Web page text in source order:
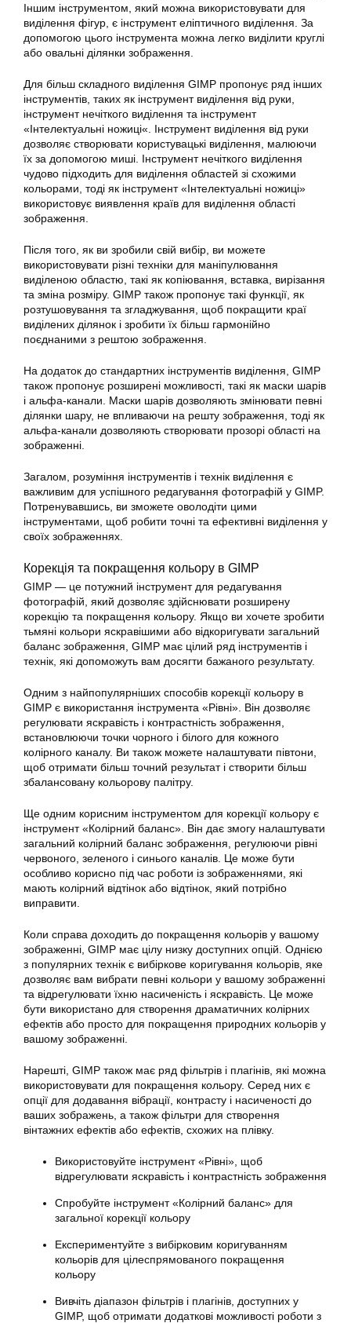
Іншим інструментом, який можна використовувати для
виділення фігур, є інструмент еліптичного виділення. За
допомогою цього інструмента можна легко виділити круглі
або овальні ділянки зображення.
Для більш складного виділення GIMP пропонує ряд інших
інструментів, таких як інструмент виділення від руки,
інструмент нечіткого виділення та інструмент
«Інтелектуальні ножиці«. Інструмент виділення від руки
дозволяє створювати користувацькі виділення, малюючи
їх за допомогою миші. Інструмент нечіткого виділення
чудово підходить для виділення областей зі схожими
кольорами, тоді як інструмент «Інтелектуальні ножиці»
використовує виявлення країв для виділення області
зображення.
Після того, як ви зробили свій вибір, ви можете
використовувати різні техніки для маніпулювання
виділеною областю, такі як копіювання, вставка, вирізання
та зміна розміру. GIMP також пропонує такі функції, як
розтушовування та згладжування, щоб покращити краї
виділених ділянок і зробити їх більш гармонійно
поєднаними з рештою зображення.
На додаток до стандартних інструментів виділення, GIMP
також пропонує розширені можливості, такі як маски шарів
і альфа-канали. Маски шарів дозволяють змінювати певні
ділянки шару, не впливаючи на решту зображення, тоді як
альфа-канали дозволяють створювати прозорі області на
зображенні.
Загалом, розуміння інструментів і технік виділення є
важливим для успішного редагування фотографій у GIMP.
Потренувавшись, ви зможете оволодіти цими
інструментами, щоб робити точні та ефективні виділення у
своїх зображеннях.
Корекція та покращення кольору в GIMP
GIMP — це потужний інструмент для редагування
фотографій, який дозволяє здійснювати розширену
корекцію та покращення кольору. Якщо ви хочете зробити
тьмяні кольори яскравішими або відкоригувати загальний
баланс зображення, GIMP має цілий ряд інструментів і
технік, які допоможуть вам досягти бажаного результату.
Одним з найпопулярніших способів корекції кольору в
GIMP є використання інструмента «Рівні». Він дозволяє
регулювати яскравість і контрастність зображення,
встановлюючи точки чорного і білого для кожного
колірного каналу. Ви також можете налаштувати півтони,
щоб отримати більш точний результат і створити більш
збалансовану кольорову палітру.
Ще одним корисним інструментом для корекції кольору є
інструмент «Колірний баланс». Він дає змогу налаштувати
загальний колірний баланс зображення, регулюючи рівні
червоного, зеленого і синього каналів. Це може бути
особливо корисно під час роботи із зображеннями, які
мають колірний відтінок або відтінок, який потрібно
виправити.
Коли справа доходить до покращення кольорів у вашому
зображенні, GIMP має цілу низку доступних опцій. Однією
з популярних технік є вибіркове коригування кольорів, яке
дозволяє вам вибрати певні кольори у вашому зображенні
та відрегулювати їхню насиченість і яскравість. Це може
бути використано для створення драматичних колірних
ефектів або просто для покращення природних кольорів у
вашому зображенні.
Нарешті, GIMP також має ряд фільтрів і плагінів, які можна
використовувати для покращення кольору. Серед них є
опції для додавання вібрації, контрасту і насиченості до
ваших зображень, а також фільтри для створення
вінтажних ефектів або ефектів, схожих на плівку.
Використовуйте інструмент «Рівні», щоб
відрегулювати яскравість і контрастність зображення
Спробуйте інструмент «Колірний баланс» для
загальної корекції кольору
Експериментуйте з вибірковим коригуванням
кольорів для цілеспрямованого покращення
кольору
Вивчіть діапазон фільтрів і плагінів, доступних у
GIMP, щоб отримати додаткові можливості роботи з